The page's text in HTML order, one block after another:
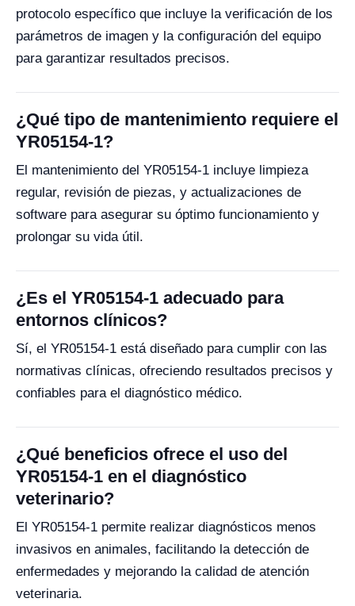
protocolo específico que incluye la verificación de los
parámetros de imagen y la configuración del equipo
para garantizar resultados precisos.
¿Qué tipo de mantenimiento requiere el
YR05154-1?
El mantenimiento del YR05154-1 incluye limpieza
regular, revisión de piezas, y actualizaciones de
software para asegurar su óptimo funcionamiento y
prolongar su vida útil.
¿Es el YR05154-1 adecuado para
entornos clínicos?
Sí, el YR05154-1 está diseñado para cumplir con las
normativas clínicas, ofreciendo resultados precisos y
confiables para el diagnóstico médico.
¿Qué beneficios ofrece el uso del
YR05154-1 en el diagnóstico
veterinario?
El YR05154-1 permite realizar diagnósticos menos
invasivos en animales, facilitando la detección de
enfermedades y mejorando la calidad de atención
veterinaria.